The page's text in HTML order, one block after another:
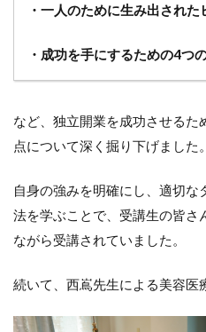
・一人のために生み出され
・成功を手にするための4つ
など、独立開業を成功させるた
点について深く掘り下げました。
自身の強みを明確にし、適切
法を学ぶことで、受講生の皆さ
ながら受講されていました。
続いて、西嶌先生による美容医